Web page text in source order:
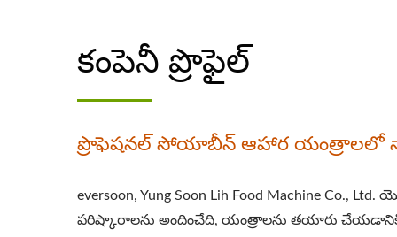
సోయా పాలు మరియు టోఫు తయారీ యంత్రం, సోయా
పాలు యంత్రం వాణిజ్యం, తైవాన్‌లో తయారైన సోయా
తయారీ యంత్రం, సోయా పాలు తయారీదారులు, సోయా
యంత్రం ధర, సోయా బీన్స్ ప్రాసెసింగ్ యంత్రం, సోయా
మరియు టోఫు యంత్రాల నాయకుడు. ఆహార భద్రత
కస్టమర్లతో పంచుకుంటాము. మీ
కంపెనీ ప్రొఫైల్
ప్రొఫెషనల్ సోయాబీన్ ఆహార యంత్రాలలో
eversoon, Yung Soon Lih Food Machine Co., Ltd.
పరిష్కారాలను అందించేది, యంత్రాలను తయారు